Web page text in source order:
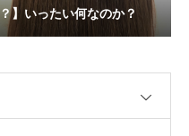
】いったい何なのか？